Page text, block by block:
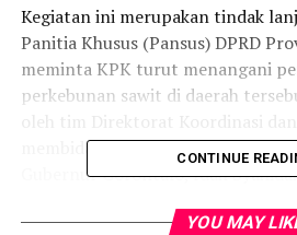
Kegiatan ini merupakan tindak
Panitia Khusus (Pansus) DPRD
meminta KPK turut menangani
perkebunan sawit di daerah
membidangi sektor perkebunan
Gubernur Gorontalo, Idah
CONTINUE
YOU MAY